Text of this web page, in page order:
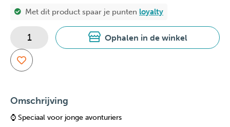
Met dit product spaar je punten loyalty
Ophalen in de winkel
Omschrijving
⌚ Speciaal voor jonge avonturiers